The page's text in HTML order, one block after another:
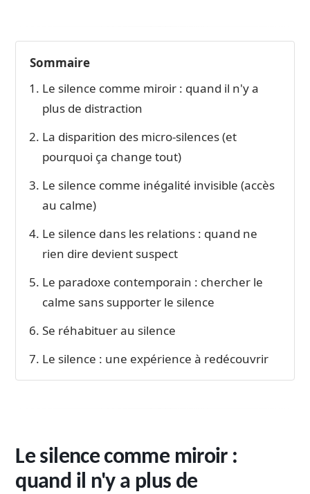
Sommaire
Le silence comme miroir : quand il n'y a
plus de distraction
La disparition des micro-silences (et
pourquoi ça change tout)
Le silence comme inégalité invisible (accès
au calme)
Le silence dans les relations : quand ne
rien dire devient suspect
Le paradoxe contemporain : chercher le
calme sans supporter le silence
Se réhabituer au silence
Le silence : une expérience à redécouvrir
Le silence comme miroir :
quand il n'y a plus de